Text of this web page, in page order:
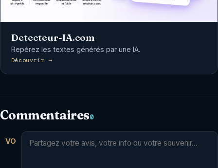
Detecteur-IA.com
Repérez les textes générés par une IA.
Découvrir →
Commentaires0
VO